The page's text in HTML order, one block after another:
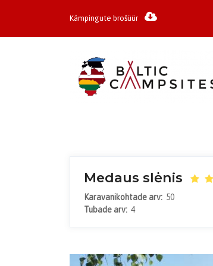
Kämpingute brošüür
Medaus slėnis
Karavanikohtade arv: 50
Tubade arv: 4